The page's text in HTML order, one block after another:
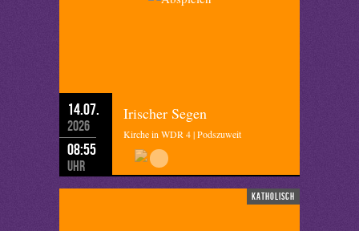
14.07.
2026
08:55
Uhr
Irischer Segen
Kirche in WDR 4 | Podszuweit
katholisch